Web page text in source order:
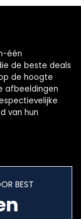
één
de beste deals
de hoogte
afbeeldingen
van hun
BEST